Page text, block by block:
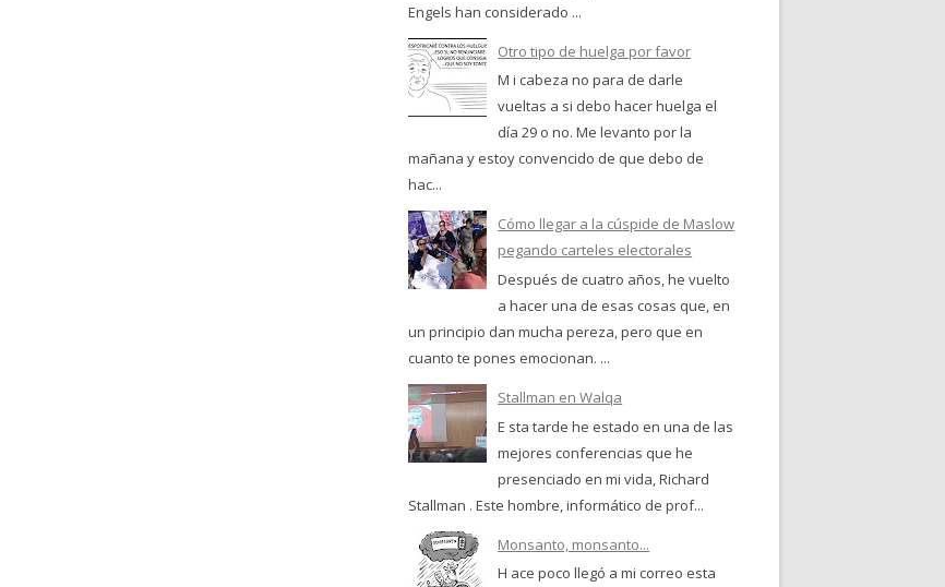
Engels han considerado ...
Otro tipo de huelga por favor
M i cabeza no para de darle
vueltas a si debo hacer huelga el
día 29 o no. Me levanto por la
mañana y estoy convencido de que debo de
hac...
Cómo llegar a la cúspide de Maslow
pegando carteles electorales
Después de cuatro años, he vuelto
a hacer una de esas cosas que, en
un principio dan mucha pereza, pero que en
cuanto te pones emocionan. ...
Stallman en Walqa
E sta tarde he estado en una de las
mejores conferencias que he
presenciado en mi vida, Richard
Stallman . Este hombre, informático de prof...
Monsanto, monsanto...
H ace poco llegó a mi correo esta